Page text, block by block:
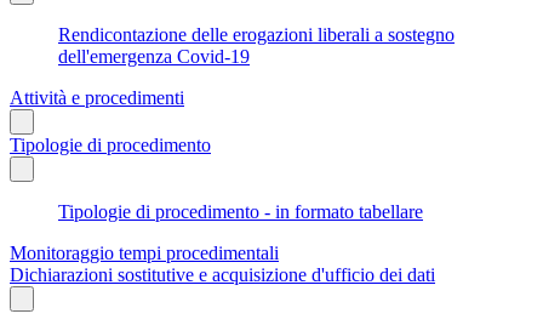
Rendicontazione delle erogazioni liberali a sostegno
dell'emergenza Covid-19
Attività e procedimenti
Tipologie di procedimento
Tipologie di procedimento - in formato tabellare
Monitoraggio tempi procedimentali
Dichiarazioni sostitutive e acquisizione d'ufficio dei dati